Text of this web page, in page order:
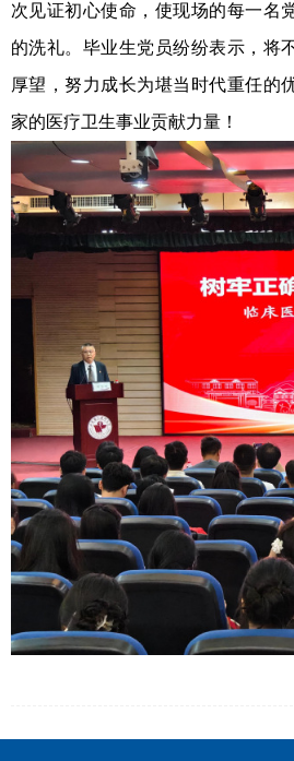
次见证初心使命，使现场的每一名
的洗礼。毕业生党员纷纷表示，将
厚望，努力成长为堪当时代重任的
家的医疗卫生事业贡献力量！